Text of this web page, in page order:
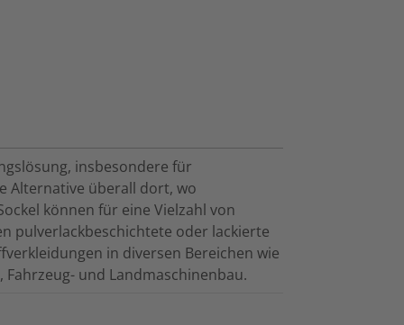
insbesondere für
Alternative überall dort, wo
können für eine Vielzahl von
pulverlackbeschichtete oder lackierte
in diversen Bereichen wie
Fahrzeug- und Landmaschinenbau.